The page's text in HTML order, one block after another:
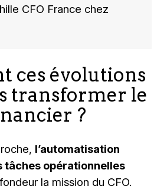
CFO France chez
ces évolutions
transformer le
?
l’automatisation
tâches opérationnelles
la mission du CFO.